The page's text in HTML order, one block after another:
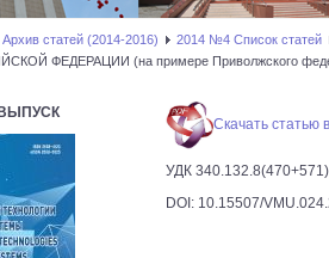
Архив статей (2014-2016) 2014 №4 Список статей
ФЕДЕРАЦИИ (на примере Приволжского
Скачать статью
УДК
DOI: 10.15507/